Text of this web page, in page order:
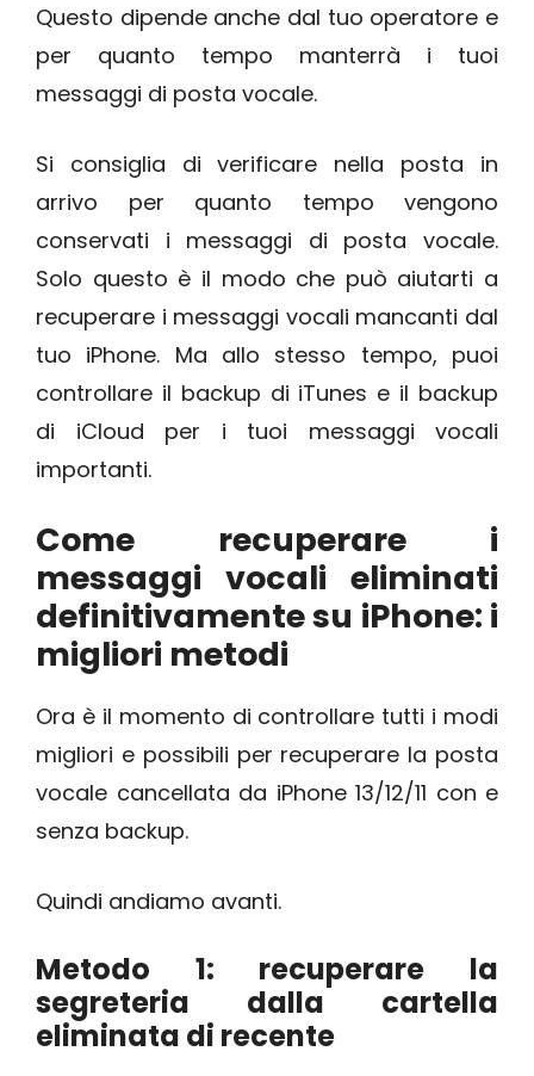
Questo dipende anche dal tuo operatore e
per quanto tempo manterrà i tuoi
messaggi di posta vocale.
Si consiglia di verificare nella posta in
arrivo per quanto tempo vengono
conservati i messaggi di posta vocale.
Solo questo è il modo che può aiutarti a
recuperare i messaggi vocali mancanti dal
tuo iPhone. Ma allo stesso tempo, puoi
controllare il backup di iTunes e il backup
di iCloud per i tuoi messaggi vocali
importanti.
Come recuperare i
messaggi vocali eliminati
definitivamente su iPhone: i
migliori metodi
Ora è il momento di controllare tutti i modi
migliori e possibili per recuperare la posta
vocale cancellata da iPhone 13/12/11 con e
senza backup.
Quindi andiamo avanti.
Metodo 1: recuperare la
segreteria dalla cartella
eliminata di recente